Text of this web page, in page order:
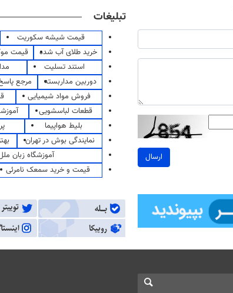
ارسال
تبلیغات
قیمت شیشه سکوریت
خرید طلای آب شده
قیمت
استند تسلیت
دوربین مداربسته
مرجع
فروش مواد شیمیایی
قطعات لباسشویی
بلیط هواپیما
نمایندگی بوش در تهران
آموزشگاه زبان
قیمت و خرید سمعک نامرئی